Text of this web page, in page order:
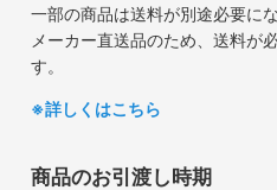
一部の商品は送料が別途必要に
メーカー直送品のため、送料が
す。
※詳しくはこちら
商品のお引渡し時期